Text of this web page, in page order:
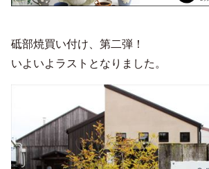
砥部焼買い付け、第二弾！
いよいよラストとなりました。